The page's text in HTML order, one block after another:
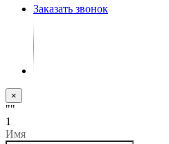
Заказать звонок
×
""
1
Имя